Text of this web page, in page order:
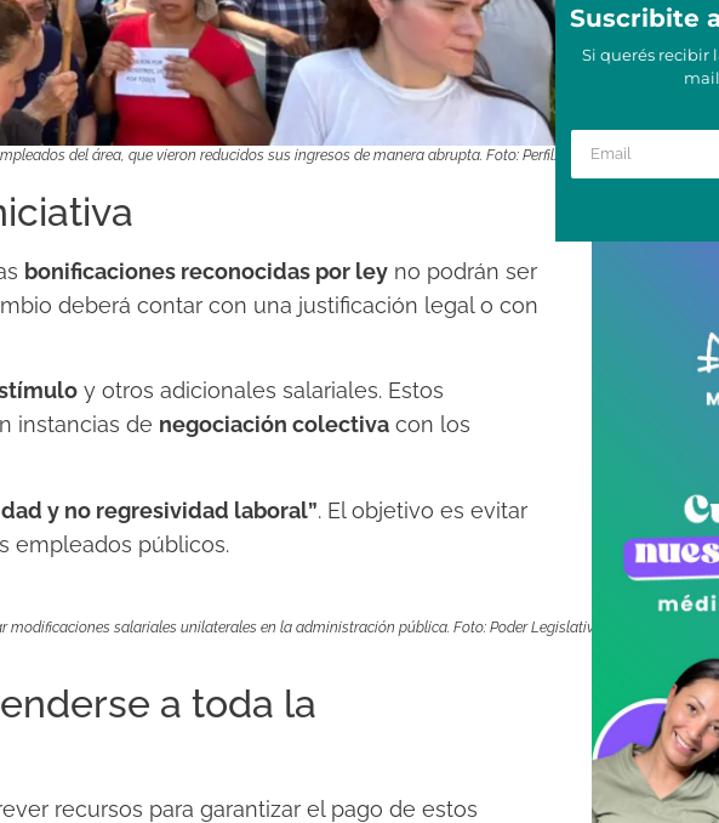
del área, que vieron reducidos sus ingresos de manera abrupta. Foto: Perfil.
bonificaciones reconocidas por ley no podrán ser
deberá contar con una justificación legal o con
y otros adicionales salariales. Estos
instancias de negociación colectiva con los
y no regresividad laboral”. El objetivo es evitar
empleados públicos.
salariales unilaterales en la administración pública. Foto: Poder Legislativo
a toda la
recursos para garantizar el pago de estos
Suscribite
Si querés recibir